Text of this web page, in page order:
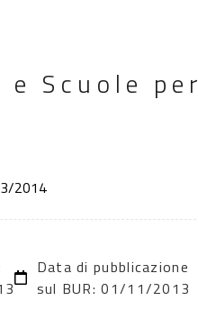
Scuole per
2014
Data di pubblicazione
sul BUR: 01/11/2013